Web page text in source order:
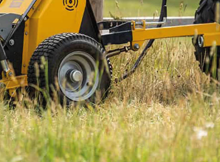
Ring 90 mm til græsharve BH600
Læs mere
96 kr
Ekskl. moms
På lager
- +
LÆG I KURV